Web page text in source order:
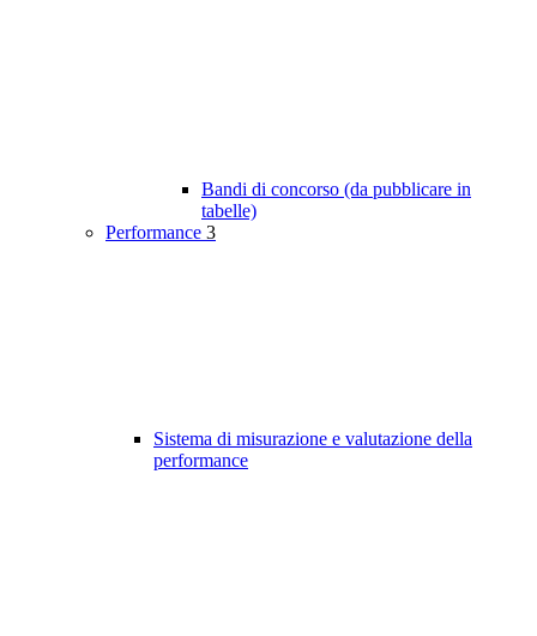
Bandi di concorso (da pubblicare in
tabelle)
Performance 3
Sistema di misurazione e valutazione della
performance